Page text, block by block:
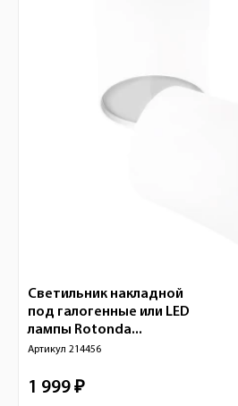
Светильник накладной
под галогенные или LED
лампы Rotonda...
Артикул 214456
1 999 ₽